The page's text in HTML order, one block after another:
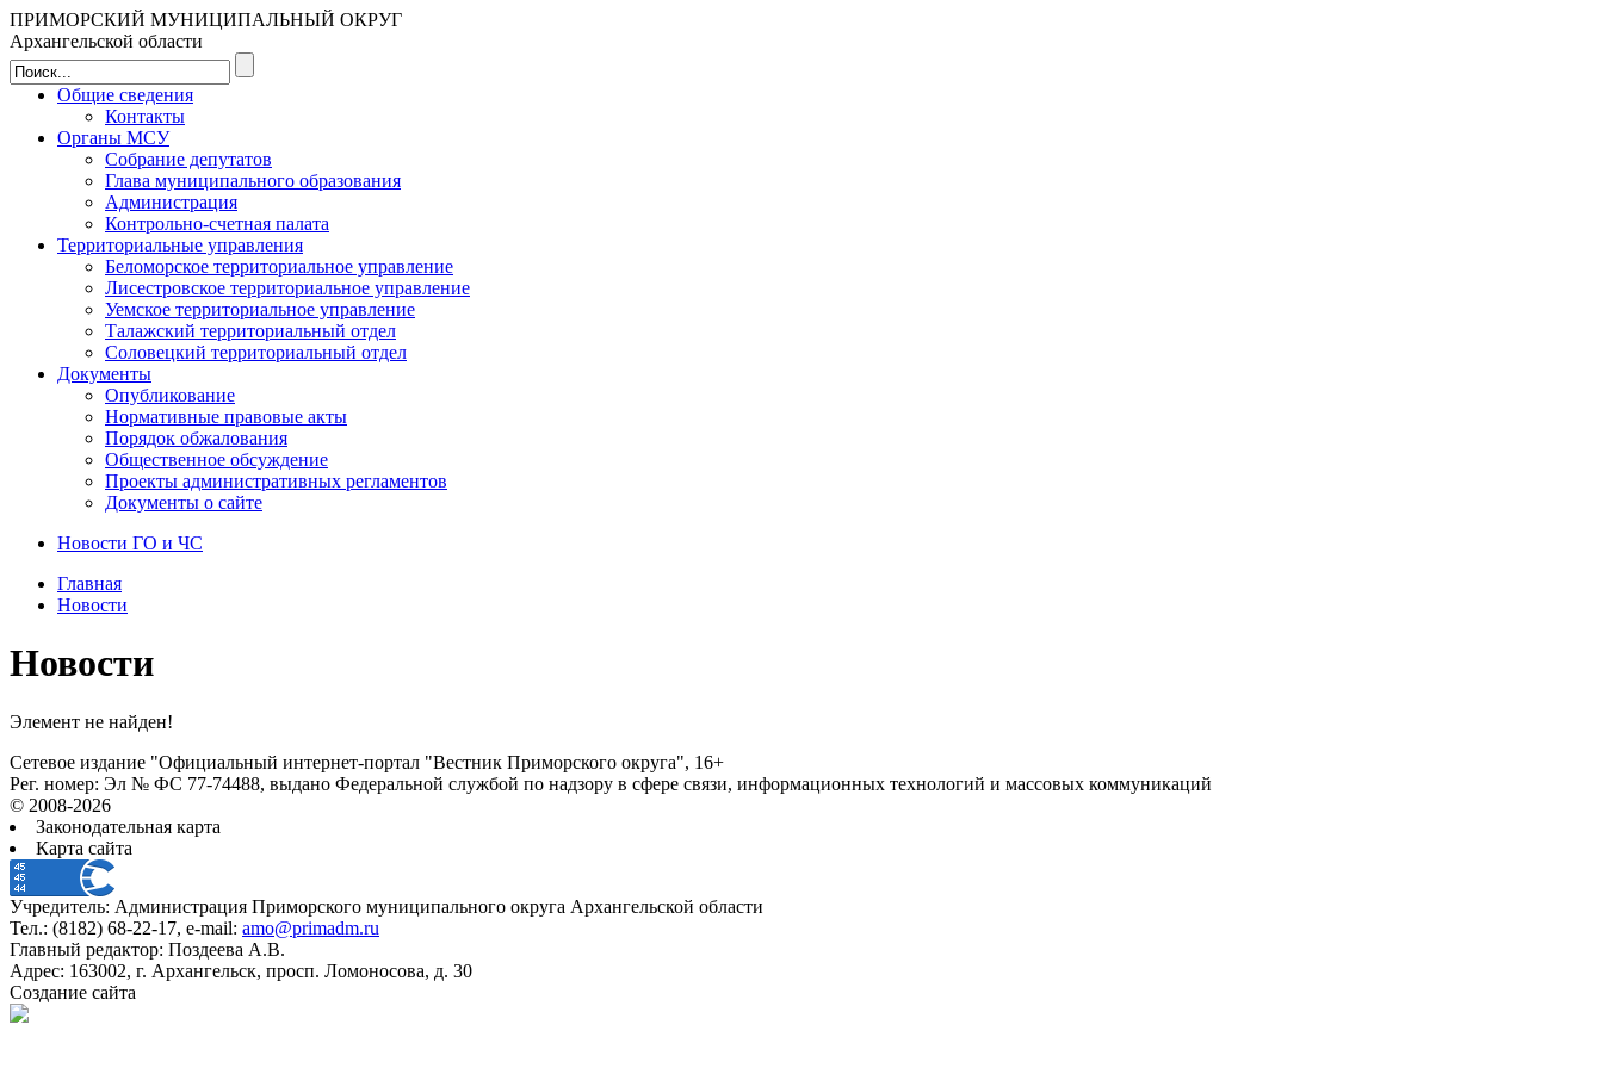
ПРИМОРСКИЙ МУНИЦИПАЛЬНЫЙ ОКРУГ
Архангельской области
Общие сведения
Контакты
Органы МСУ
Собрание депутатов
Глава муниципального образования
Администрация
Контрольно-счетная палата
Территориальные управления
Беломорское территориальное управление
Лисестровское территориальное управление
Уемское территориальное управление
Талажский территориальный отдел
Соловецкий территориальный отдел
Документы
Опубликование
Нормативные правовые акты
Порядок обжалования
Общественное обсуждение
Проекты административных регламентов
Документы о сайте
Новости ГО и ЧС
Главная
Новости
Новости
Элемент не найден!
Сетевое издание "Официальный интернет-портал "Вестник Приморского округа", 16+
Рег. номер: Эл № ФС 77-74488, выдано Федеральной службой по надзору в сфере связи, информационных технологий и массовых коммуникаций
© 2008-2026
Законодательная карта
Карта сайта
Учредитель: Администрация Приморского муниципального округа Архангельской области
Тел.: (8182) 68-22-17, e-mail: amo@primadm.ru
Главный редактор: Поздеева А.В.
Адрес: 163002, г. Архангельск, просп. Ломоносова, д. 30
Создание сайта